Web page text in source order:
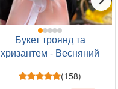
Букет троянд та
хризантем - Весняний
(158)